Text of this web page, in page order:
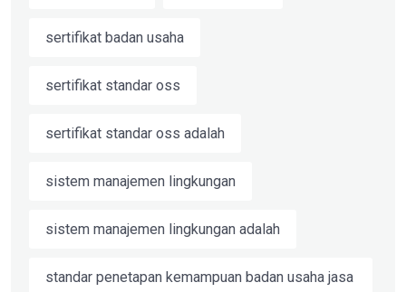
sertifikat badan usaha
sertifikat standar oss
sertifikat standar oss adalah
sistem manajemen lingkungan
sistem manajemen lingkungan adalah
standar penetapan kemampuan badan usaha jasa